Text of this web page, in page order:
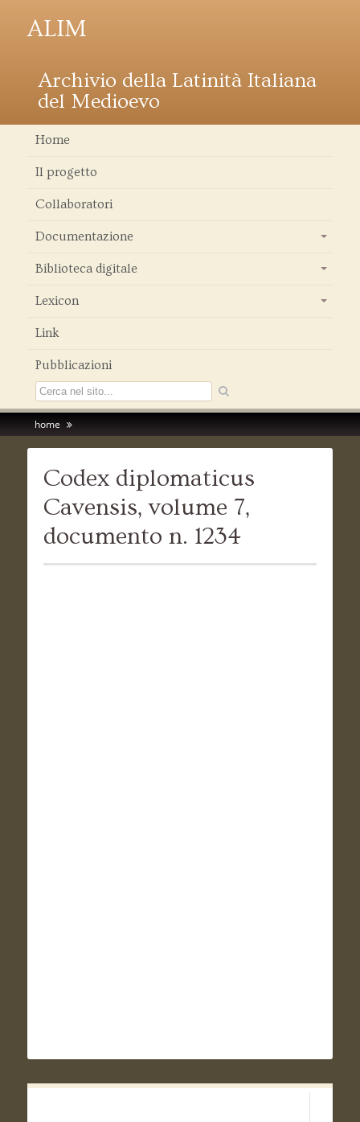
ALIM
Archivio della Latinità Italiana
del Medioevo
Home
Il progetto
Collaboratori
Documentazione
Biblioteca digitale
Lexicon
Link
Pubblicazioni
home
Codex diplomaticus
Cavensis, volume 7,
documento n. 1234